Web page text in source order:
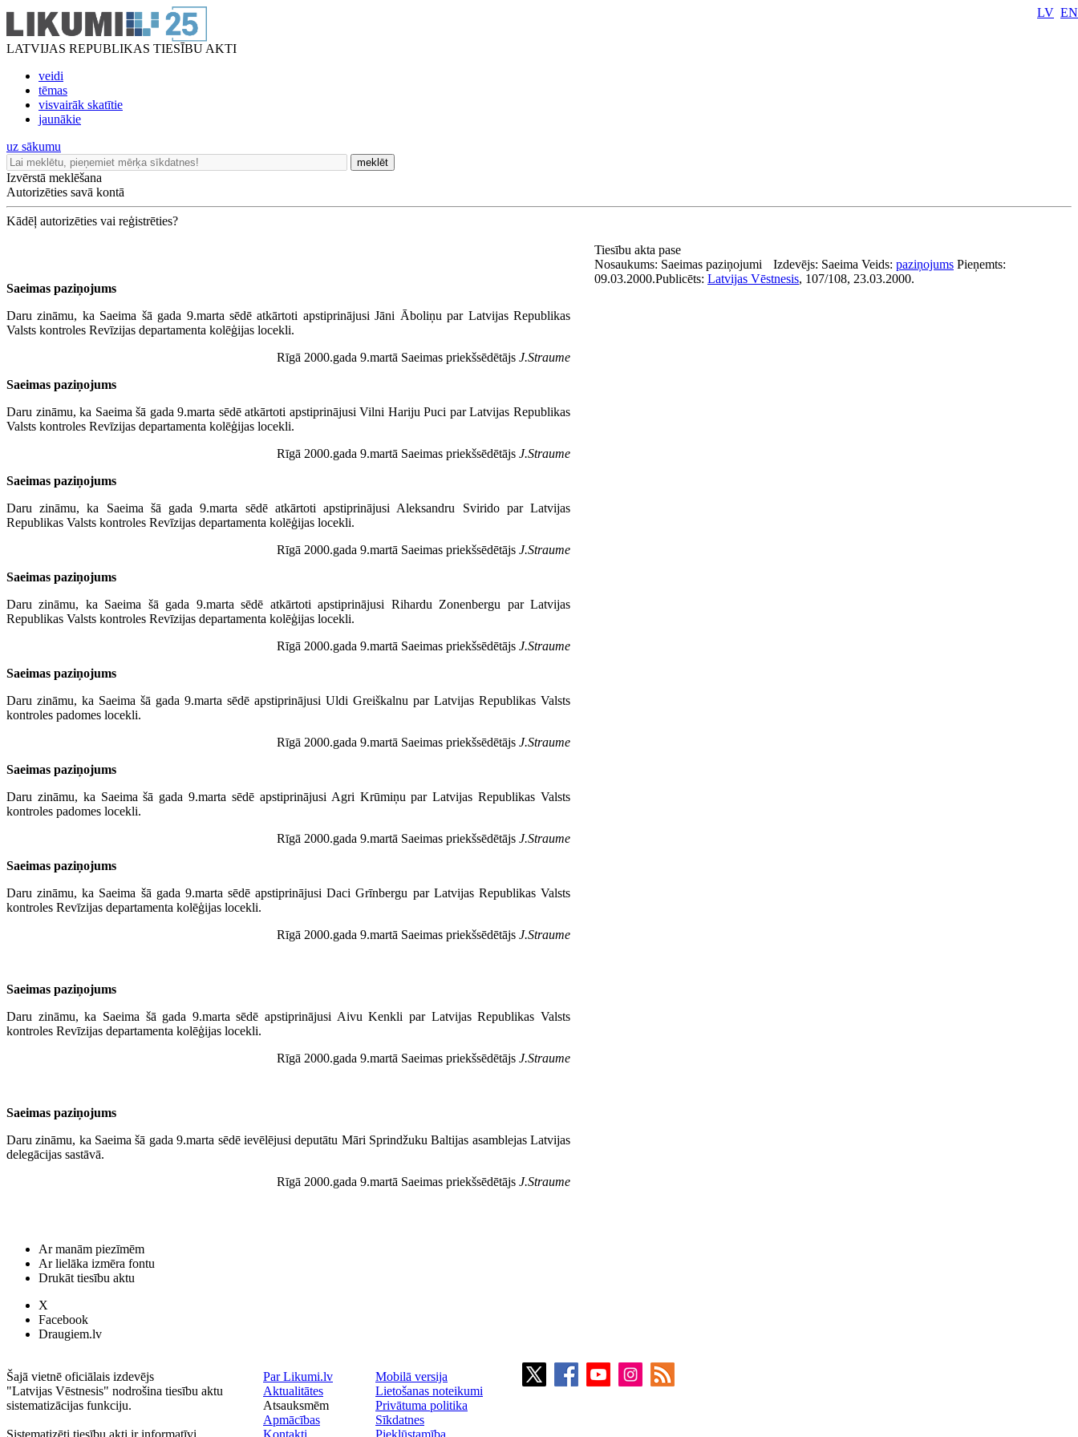
LATVIJAS REPUBLIKAS TIESĪBU AKTI
veidi
tēmas
visvairāk skatītie
jaunākie
LV EN
uz sākumu
meklēt
Izvērstā meklēšana
Autorizēties savā kontā
Kādēļ autorizēties vai reģistrēties?
Saeimas paziņojums
Daru zināmu, ka Saeima šā gada 9.marta sēdē atkārtoti apstiprinājusi Jāni Āboliņu par Latvijas Republikas
Valsts kontroles Revīzijas departamenta kolēģijas locekli.
Rīgā 2000.gada 9.martā Saeimas priekšsēdētājs J.Straume
Saeimas paziņojums
Daru zināmu, ka Saeima šā gada 9.marta sēdē atkārtoti apstiprinājusi Vilni Hariju Puci par Latvijas Republikas
Valsts kontroles Revīzijas departamenta kolēģijas locekli.
Rīgā 2000.gada 9.martā Saeimas priekšsēdētājs J.Straume
Saeimas paziņojums
Daru zināmu, ka Saeima šā gada 9.marta sēdē atkārtoti apstiprinājusi Aleksandru Svirido par Latvijas
Republikas Valsts kontroles Revīzijas departamenta kolēģijas locekli.
Rīgā 2000.gada 9.martā Saeimas priekšsēdētājs J.Straume
Saeimas paziņojums
Daru zināmu, ka Saeima šā gada 9.marta sēdē atkārtoti apstiprinājusi Rihardu Zonenbergu par Latvijas
Republikas Valsts kontroles Revīzijas departamenta kolēģijas locekli.
Rīgā 2000.gada 9.martā Saeimas priekšsēdētājs J.Straume
Saeimas paziņojums
Daru zināmu, ka Saeima šā gada 9.marta sēdē apstiprinājusi Uldi Greiškalnu par Latvijas Republikas Valsts
kontroles padomes locekli.
Rīgā 2000.gada 9.martā Saeimas priekšsēdētājs J.Straume
Saeimas paziņojums
Daru zināmu, ka Saeima šā gada 9.marta sēdē apstiprinājusi Agri Krūmiņu par Latvijas Republikas Valsts
kontroles padomes locekli.
Rīgā 2000.gada 9.martā Saeimas priekšsēdētājs J.Straume
Saeimas paziņojums
Daru zināmu, ka Saeima šā gada 9.marta sēdē apstiprinājusi Daci Grīnbergu par Latvijas Republikas Valsts
kontroles Revīzijas departamenta kolēģijas locekli.
Rīgā 2000.gada 9.martā Saeimas priekšsēdētājs J.Straume
Saeimas paziņojums
Daru zināmu, ka Saeima šā gada 9.marta sēdē apstiprinājusi Aivu Kenkli par Latvijas Republikas Valsts
kontroles Revīzijas departamenta kolēģijas locekli.
Rīgā 2000.gada 9.martā Saeimas priekšsēdētājs J.Straume
Saeimas paziņojums
Daru zināmu, ka Saeima šā gada 9.marta sēdē ievēlējusi deputātu Māri Sprindžuku Baltijas asamblejas Latvijas
delegācijas sastāvā.
Rīgā 2000.gada 9.martā Saeimas priekšsēdētājs J.Straume
Tiesību akta pase
Nosaukums: Saeimas paziņojumi Izdevējs: Saeima Veids: paziņojums Pieņemts:
09.03.2000.Publicēts: Latvijas Vēstnesis, 107/108, 23.03.2000.
Ar manām piezīmēm
Ar lielāka izmēra fontu
Drukāt tiesību aktu
X
Facebook
Draugiem.lv
Šajā vietnē oficiālais izdevējs
"Latvijas Vēstnesis" nodrošina tiesību aktu
sistematizācijas funkciju.
Sistematizēti tiesību akti ir informatīvi.
Par Likumi.lv
Aktualitātes
Atsauksmēm
Apmācības
Kontakti
Mobilā versija
Lietošanas noteikumi
Privātuma politika
Sīkdatnes
Piekļūstamība